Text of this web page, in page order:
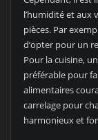
l’humidité et aux
pièces. Par
d’opter pour un
Pour la cuisine,
préférable pour
alimentaires
carrelage pour
harmonieux et